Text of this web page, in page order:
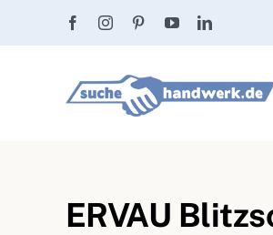
ERVAU